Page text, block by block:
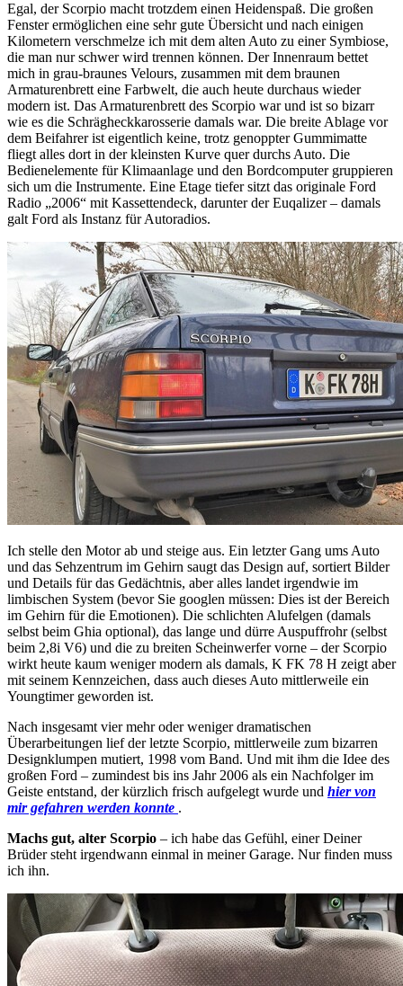
Egal, der Scorpio macht trotzdem einen Heidenspaß. Die großen
Fenster ermöglichen eine sehr gute Übersicht und nach einigen
Kilometern verschmelze ich mit dem alten Auto zu einer Symbiose,
die man nur schwer wird trennen können. Der Innenraum bettet
mich in grau-braunes Velours, zusammen mit dem braunen
Armaturenbrett eine Farbwelt, die auch heute durchaus wieder
modern ist. Das Armaturenbrett des Scorpio war und ist so bizarr
wie es die Schrägheckkarosserie damals war. Die breite Ablage vor
dem Beifahrer ist eigentlich keine, trotz genoppter Gummimatte
fliegt alles dort in der kleinsten Kurve quer durchs Auto. Die
Bedienelemente für Klimaanlage und den Bordcomputer gruppieren
sich um die Instrumente. Eine Etage tiefer sitzt das originale Ford
Radio „2006“ mit Kassettendeck, darunter der Euqalizer – damals
galt Ford als Instanz für Autoradios.
Ich stelle den Motor ab und steige aus. Ein letzter Gang ums Auto
und das Sehzentrum im Gehirn saugt das Design auf, sortiert Bilder
und Details für das Gedächtnis, aber alles landet irgendwie im
limbischen System (bevor Sie googlen müssen: Dies ist der Bereich
im Gehirn für die Emotionen). Die schlichten Alufelgen (damals
selbst beim Ghia optional), das lange und dürre Auspuffrohr (selbst
beim 2,8i V6) und die zu breiten Scheinwerfer vorne – der Scorpio
wirkt heute kaum weniger modern als damals, K FK 78 H zeigt aber
mit seinem Kennzeichen, dass auch dieses Auto mittlerweile ein
Youngtimer geworden ist.
Nach insgesamt vier mehr oder weniger dramatischen
Überarbeitungen lief der letzte Scorpio, mittlerweile zum bizarren
Designklumpen mutiert, 1998 vom Band. Und mit ihm die Idee des
großen Ford – zumindest bis ins Jahr 2006 als ein Nachfolger im
Geiste entstand, der kürzlich frisch aufgelegt wurde und hier von
mir gefahren werden konnte .
Machs gut, alter Scorpio – ich habe das Gefühl, einer Deiner
Brüder steht irgendwann einmal in meiner Garage. Nur finden muss
ich ihn.